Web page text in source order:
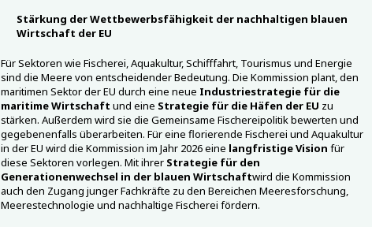
Stärkung der Wettbewerbsfähigkeit der nachhaltigen blauen
Wirtschaft der EU
Für Sektoren wie Fischerei, Aquakultur, Schifffahrt, Tourismus und Energie
sind die Meere von entscheidender Bedeutung. Die Kommission plant, den
maritimen Sektor der EU durch eine neue Industriestrategie für die
maritime Wirtschaft und eine Strategie für die Häfen der EU zu
stärken. Außerdem wird sie die Gemeinsame Fischereipolitik bewerten und
gegebenenfalls überarbeiten. Für eine florierende Fischerei und Aquakultur
in der EU wird die Kommission im Jahr 2026 eine langfristige Vision für
diese Sektoren vorlegen. Mit ihrer Strategie für den
Generationenwechsel in der blauen Wirtschaftwird die Kommission
auch den Zugang junger Fachkräfte zu den Bereichen Meeresforschung,
Meerestechnologie und nachhaltige Fischerei fördern.